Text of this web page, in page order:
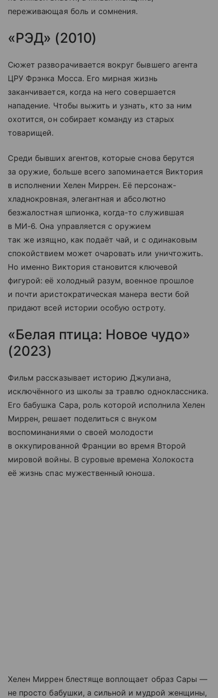
переживающая боль и сомнения.
«РЭД» (2010)
Сюжет разворачивается вокруг бывшего агента
ЦРУ Фрэнка Мосса. Его мирная жизнь
заканчивается, когда на него совершается
нападение. Чтобы выжить и узнать, кто за ним
охотится, он собирает команду из старых
товарищей.
Среди бывших агентов, которые снова берутся
за оружие, больше всего запоминается Виктория
в исполнении Хелен Миррен. Её персонаж-
хладнокровная, элегантная и абсолютно
безжалостная шпионка, когда-то служившая
в МИ-6. Она управляется с оружием
так же изящно, как подаёт чай, и с одинаковым
спокойствием может очаровать или уничтожить.
Но именно Виктория становится ключевой
фигурой: её холодный разум, военное прошлое
и почти аристократическая манера вести бой
придают всей истории особую остроту.
«Белая птица: Новое чудо»
(2023)
Фильм рассказывает историю Джулиана,
исключённого из школы за травлю одноклассника.
Его бабушка Сара, роль которой исполнила Хелен
Миррен, решает поделиться с внуком
воспоминаниями о своей молодости
в оккупированной Франции во время Второй
мировой войны. В суровые времена Холокоста
её жизнь спас мужественный юноша.
Хелен Миррен блестяще воплощает образ Сары —
не просто бабушки, а сильной и мудрой женщины,